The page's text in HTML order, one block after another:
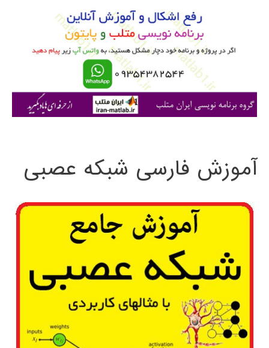
ی
آموزش فارسی شبکه عصبی